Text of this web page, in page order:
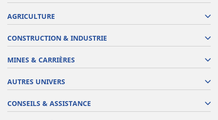
AGRICULTURE
CONSTRUCTION & INDUSTRIE
MINES & CARRIÈRES
AUTRES UNIVERS
CONSEILS & ASSISTANCE